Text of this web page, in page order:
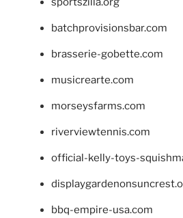
batchprovisionsbar.com
brasserie-gobette.com
musicrearte.com
morseysfarms.com
riverviewtennis.com
official-kelly-toys-
bbq-empire-usa.com